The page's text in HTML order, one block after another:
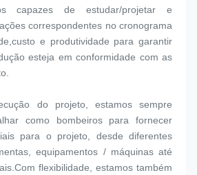
capazes de estudar/projetar e
correspondentes no cronograma
e produtividade para garantir
esteja em conformidade com as
do projeto, estamos sempre
como bombeiros para fornecer
para o projeto, desde diferentes
equipamentos / máquinas até
flexibilidade, estamos também